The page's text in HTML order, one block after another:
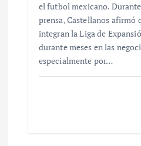
el futbol mexicano.
prensa, Castellanos afirmó
integran la Liga de
durante meses en las
especialmente por…